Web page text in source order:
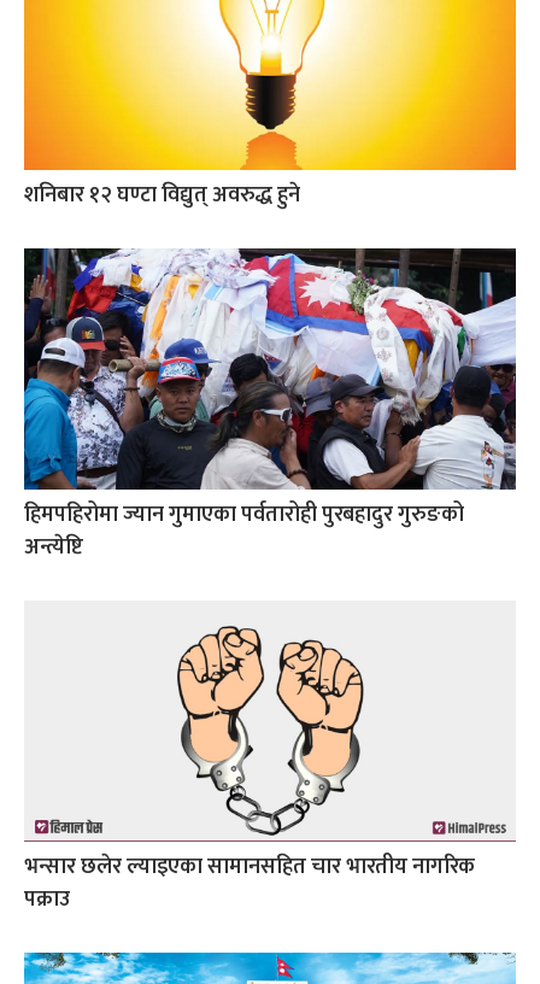
शनिबार १२ घण्टा विद्युत् अवरुद्ध हुने
हिमपहिरोमा ज्यान गुमाएका पर्वतारोही पुरबहादुर गुरुङको
अन्त्येष्टि
भन्सार छलेर ल्याइएका सामानसहित चार भारतीय नागरिक
पक्राउ